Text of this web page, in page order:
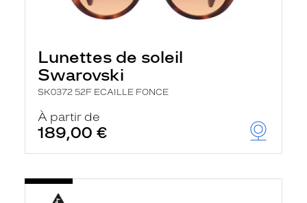
Lunettes de soleil
Swarovski
SK0372 52F ECAILLE FONCE
À partir de
189,00 €